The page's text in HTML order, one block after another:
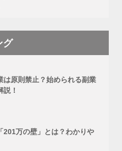
グ
は原則禁止？始められる副業
説！
201万の壁」とは？わかりや